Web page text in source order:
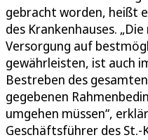
gebracht worden, heißt
des Krankenhauses.
Versorgung auf
gewährleisten, ist auch
Bestreben des
gegebenen
umgehen müssen“,
Geschäftsführer des